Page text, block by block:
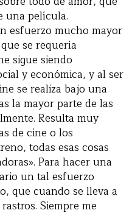
una película.
esfuerzo mucho mayor
se requería
sigue siendo
y económica, y al ser
se realiza bajo una
la mayor parte de las
Resulta muy
de cine o los
todas esas cosas
Para hacer una
un tal esfuerzo
que cuando se lleva a
Siempre me